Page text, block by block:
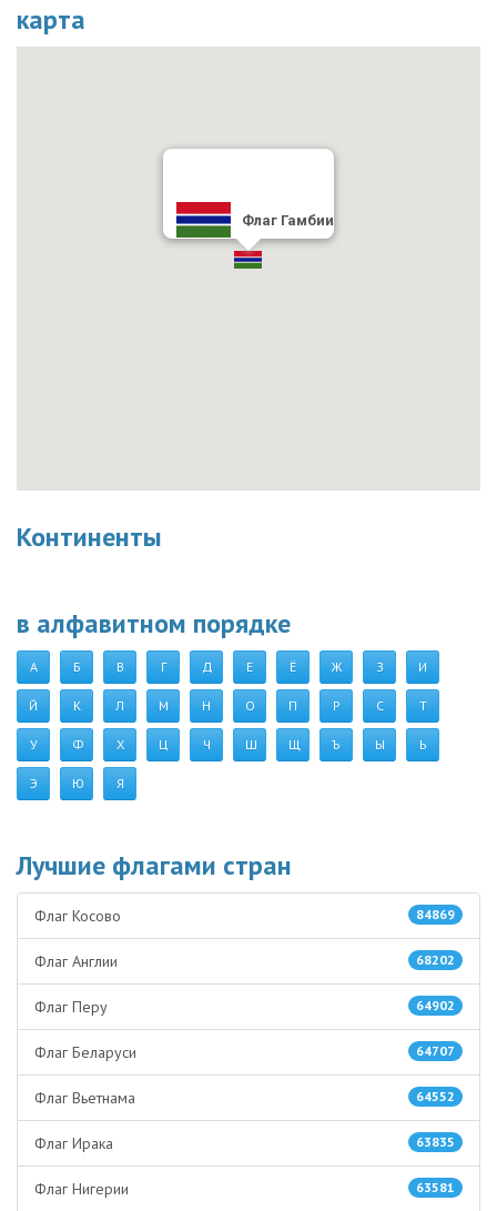
карта
Флаг Гамбии
Континенты
в алфавитном порядке
А Б В Г Д Е Ё Ж З И
Й К Л М Н О П Р С Т
У Ф Х Ц Ч Ш Щ Ъ Ы Ь
Э Ю Я
Лучшие флагами стран
84869
Флаг Косово
68202
Флаг Англии
64902
Флаг Перу
64707
Флаг Беларуси
64552
Флаг Вьетнама
63835
Флаг Ирака
63581
Флаг Нигерии